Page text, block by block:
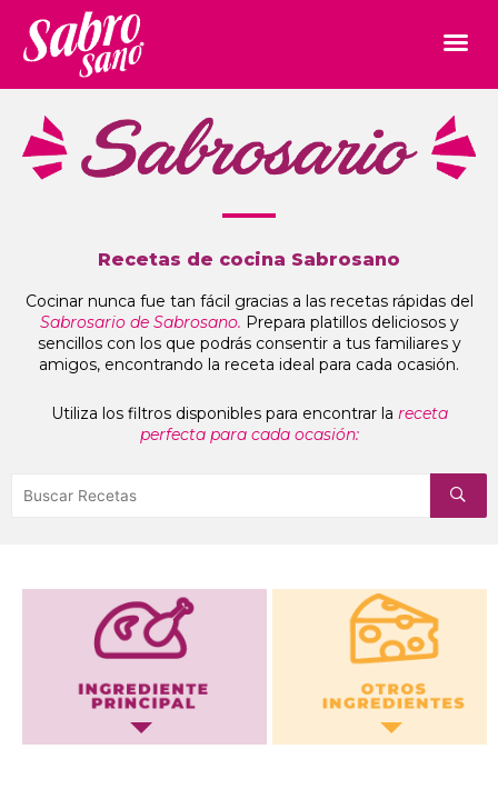
Recetas de cocina Sabrosano
Cocinar nunca fue tan fácil gracias a las recetas rápidas del
Sabrosario de Sabrosano. Prepara platillos deliciosos y
sencillos con los que podrás consentir a tus familiares y
amigos, encontrando la receta ideal para cada ocasión.
Utiliza los filtros disponibles para encontrar la receta
perfecta para cada ocasión:
Otros Ingredientes